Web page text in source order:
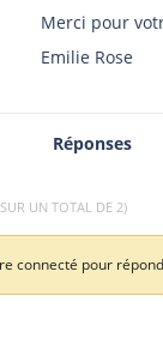
Merci pour
Emilie Rose
Réponses
UN TOTAL DE 2)
connecté pour